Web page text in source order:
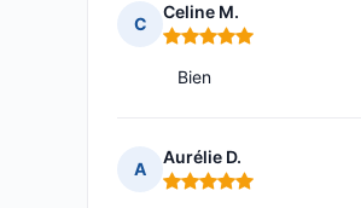
C
Celine M.
Note : 5 sur 5
Bien
A
Aurélie D.
Note : 5 sur 5